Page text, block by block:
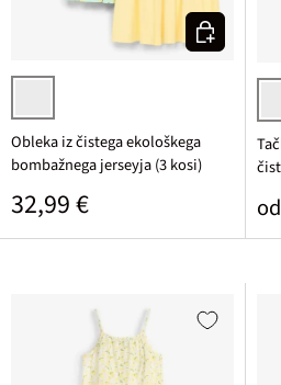
svetlo metina + svetlo rumena + pink
Obleka iz čistega ekološkega
bombažnega jerseyja (3 kosi)
Običajna cena
32,99 €
Izberi varianto
od